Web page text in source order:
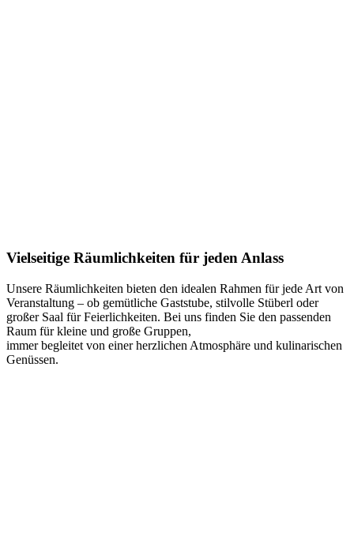
Vielseitige Räumlichkeiten für jeden Anlass
Unsere Räumlichkeiten bieten den idealen Rahmen für jede Art von
Veranstaltung – ob gemütliche Gaststube, stilvolle Stüberl oder
großer Saal für Feierlichkeiten. Bei uns finden Sie den passenden
Raum für kleine und große Gruppen,
immer begleitet von einer herzlichen Atmosphäre und kulinarischen
Genüssen.